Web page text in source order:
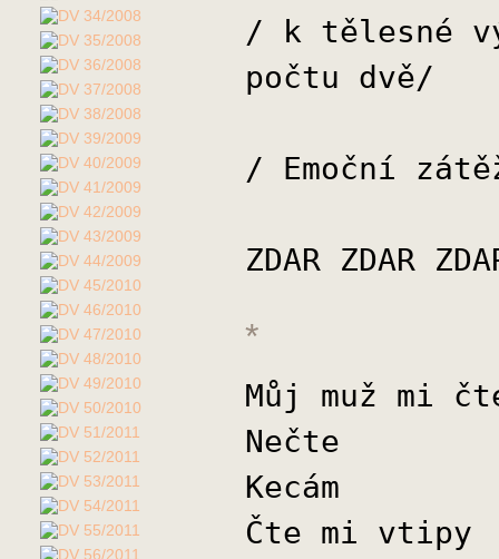
/ k tělesné
počtu dvě/
/ Emoční
ZDAR ZDAR
*
Můj muž mi
Nečte
Kecám
Čte mi vtipy